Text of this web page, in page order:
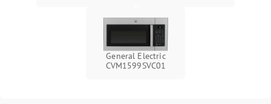
General Electric
CVM1599SVC01